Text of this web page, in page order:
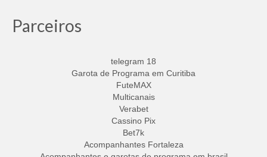
Parceiros
telegram 18
Garota de Programa em Curitiba
FuteMAX
Multicanais
Verabet
Cassino Pix
Bet7k
Acompanhantes Fortaleza